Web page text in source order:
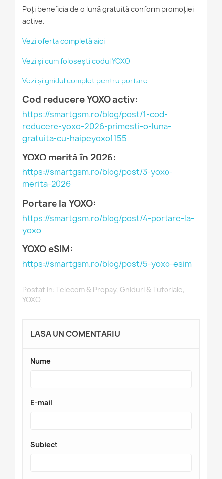
Poți beneficia de o lună gratuită conform promoției
active.
Vezi oferta completă aici
Vezi și cum folosești codul YOXO
Vezi și ghidul complet pentru portare
Cod reducere YOXO activ:
https://smartgsm.ro/blog/post/1-cod-
reducere-yoxo-2026-primesti-o-luna-
gratuita-cu-haipeyoxo1155
YOXO merită în 2026:
https://smartgsm.ro/blog/post/3-yoxo-
merita-2026
Portare la YOXO:
https://smartgsm.ro/blog/post/4-portare-la-
yoxo
YOXO eSIM:
https://smartgsm.ro/blog/post/5-yoxo-esim
Postat in: Telecom & Prepay, Ghiduri & Tutoriale,
YOXO
LASA UN COMENTARIU
Nume
E-mail
Subiect